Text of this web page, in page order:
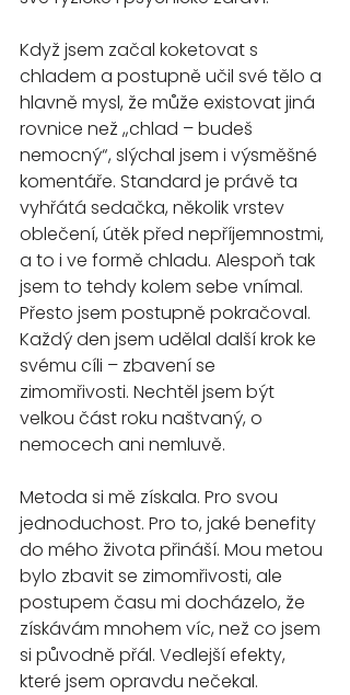
Když jsem začal koketovat s
chladem a postupně učil své tělo a
hlavně mysl, že může existovat jiná
rovnice než „chlad – budeš
nemocný“, slýchal jsem i výsměšné
komentáře. Standard je právě ta
vyhřátá sedačka, několik vrstev
oblečení, útěk před nepříjemnostmi,
a to i ve formě chladu. Alespoň tak
jsem to tehdy kolem sebe vnímal.
Přesto jsem postupně pokračoval.
Každý den jsem udělal další krok ke
svému cíli – zbavení se
zimomřivosti. Nechtěl jsem být
velkou část roku naštvaný, o
nemocech ani nemluvě.
Metoda si mě získala. Pro svou
jednoduchost. Pro to, jaké benefity
do mého života přináší. Mou metou
bylo zbavit se zimomřivosti, ale
postupem času mi docházelo, že
získávám mnohem víc, než co jsem
si původně přál. Vedlejší efekty,
které jsem opravdu nečekal.